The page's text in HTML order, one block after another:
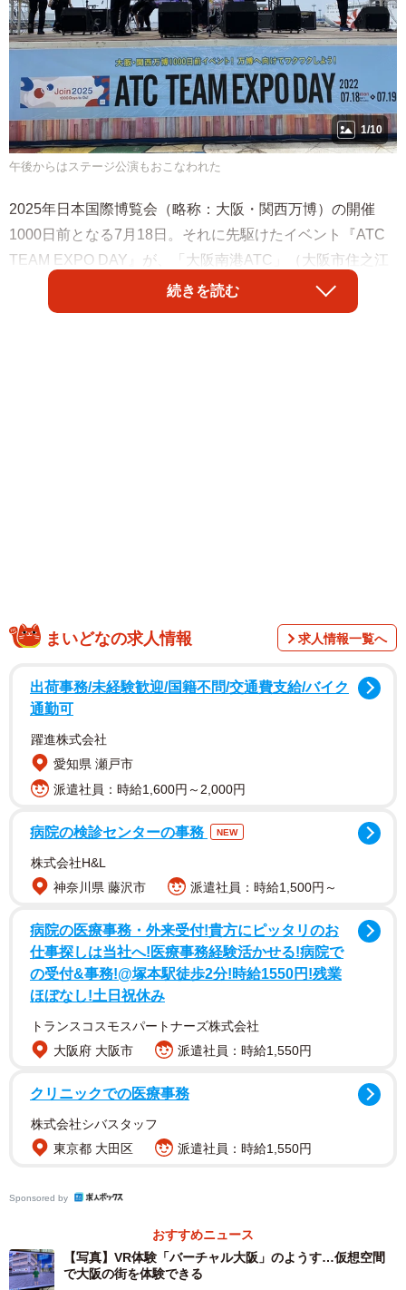
1/10
午後からはステージ公演もおこなわれた
2025年日本国際博覧会（略称：大阪・関西万博）の開催
1000日前となる7月18日。それに先駆けたイベント『ATC
TEAM EXPO DAY』が、「大阪南港ATC」（大阪市住之江
区）にて18日に開催された。
この日は、午前より電動キックボード「Beam」の試乗会、
るアート作品の展示会が催されたほか、午後からは「笑い
と音楽」のステージが開催された。
電動キックボード「Beam」体験の様子。操作も簡単で乗りこなす人も多
シンガポール発の電動キックボードシェア「Beam」の試乗
会は、18歳以上を対象に実施。近年東京などで流行してい
続きを読む
まいどなの求人情報 求人情報一覧へ
出荷事務/未経験歓迎/国籍不問/交通費支給/バイク
通勤可
躍進株式会社
愛知県 瀬戸市
派遣社員：時給1,600円～2,000円
病院の検診センターの事務 NEW
株式会社H&L
神奈川県 藤沢市
派遣社員：時給1,500円～
病院の医療事務・外来受付!貴方にピッタリのお
仕事探しは当社へ!医療事務経験活かせる!病院で
の受付&事務!@塚本駅徒歩2分!時給1550円!残業
ほぼなし!土日祝休み
トランスコスモスパートナーズ株式会社
大阪府 大阪市
派遣社員：時給1,550円
クリニックでの医療事務
株式会社シバスタッフ
東京都 大田区
派遣社員：時給1,550円
Sponsored by
おすすめニュース
【写真】VR体験「バーチャル大阪」のようす…仮想空間
で大阪の街を体験できる